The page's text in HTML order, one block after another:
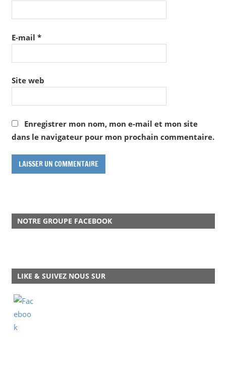
E-mail *
Site web
Enregistrer mon nom, mon e-mail et mon site
dans le navigateur pour mon prochain commentaire.
NOTRE GROUPE FACEBOOK
LIKE & SUIVEZ NOUS SUR